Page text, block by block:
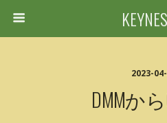
2023-
DMMか